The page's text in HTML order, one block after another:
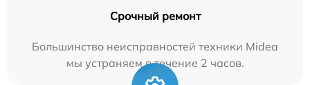
Срочный ремонт
Большинство неисправностей техники Midea
мы устраняем в течение 2 часов.